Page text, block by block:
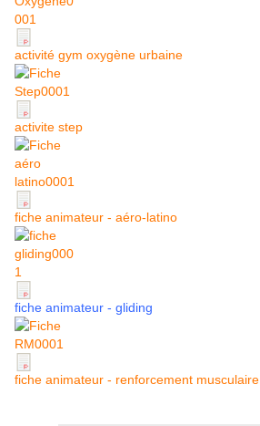
activité gym oxygène urbaine
activite step
fiche animateur - aéro-latino
fiche animateur - gliding
fiche animateur - renforcement musculaire